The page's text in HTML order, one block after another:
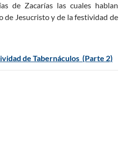
de Zacarías las cuales hablan
de Jesucristo y de la festividad de
de Tabernáculos (Parte 2)